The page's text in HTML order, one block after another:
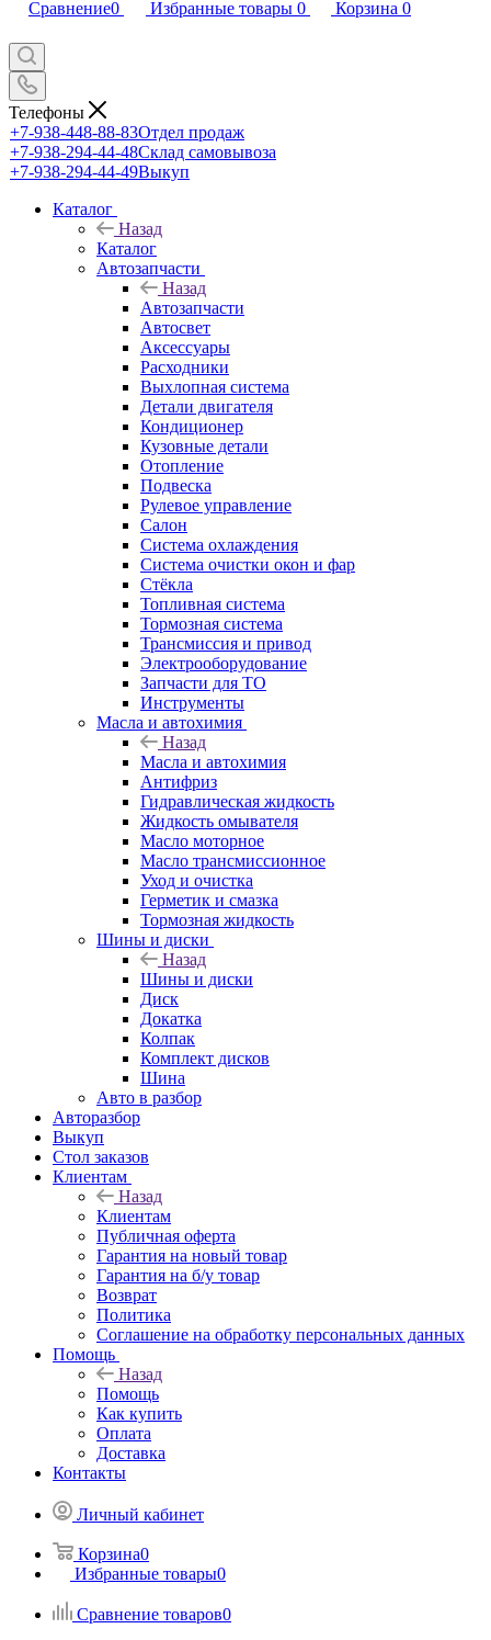
Сравнение0 Избранные товары 0 Корзина 0
Телефоны
+7-938-448-88-83Отдел продаж
+7-938-294-44-48Склад самовывоза
+7-938-294-44-49Выкуп
Каталог
Назад
Каталог
Автозапчасти
Назад
Автозапчасти
Автосвет
Аксессуары
Расходники
Выхлопная система
Детали двигателя
Кондиционер
Кузовные детали
Отопление
Подвеска
Рулевое управление
Салон
Система охлаждения
Система очистки окон и фар
Стёкла
Топливная система
Тормозная система
Трансмиссия и привод
Электрооборудование
Запчасти для ТО
Инструменты
Масла и автохимия
Назад
Масла и автохимия
Антифриз
Гидравлическая жидкость
Жидкость омывателя
Масло моторное
Масло трансмиссионное
Уход и очистка
Герметик и смазка
Тормозная жидкость
Шины и диски
Назад
Шины и диски
Диск
Докатка
Колпак
Комплект дисков
Шина
Авто в разбор
Авторазбор
Выкуп
Стол заказов
Клиентам
Назад
Клиентам
Публичная оферта
Гарантия на новый товар
Гарантия на б/у товар
Возврат
Политика
Соглашение на обработку персональных данных
Помощь
Назад
Помощь
Как купить
Оплата
Доставка
Контакты
Личный кабинет
Корзина0
Избранные товары0
Сравнение товаров0